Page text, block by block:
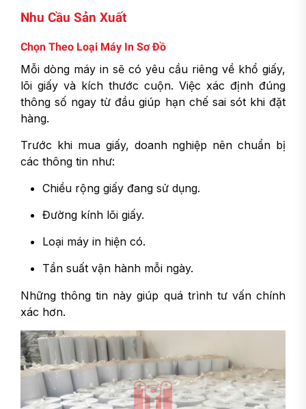
Nhu Cầu Sản Xuất
Chọn Theo Loại Máy In Sơ Đồ
Mỗi dòng máy in sẽ có yêu cầu riêng về khổ giấy,
lõi giấy và kích thước cuộn. Việc xác định đúng
thông số ngay từ đầu giúp hạn chế sai sót khi đặt
hàng.
Trước khi mua giấy, doanh nghiệp nên chuẩn bị
các thông tin như:
Chiều rộng giấy đang sử dụng.
Đường kính lõi giấy.
Loại máy in hiện có.
Tần suất vận hành mỗi ngày.
Những thông tin này giúp quá trình tư vấn chính
xác hơn.